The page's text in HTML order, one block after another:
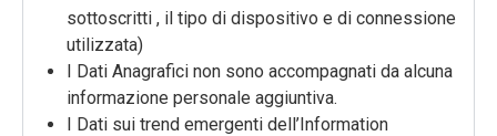
sottoscritti , il tipo di dispositivo e di connessione
utilizzata)
I Dati Anagrafici non sono accompagnati da alcuna
informazione personale aggiuntiva.
I Dati sui trend emergenti dell’Information